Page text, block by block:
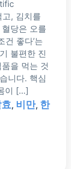
, 김치를
당은 오를
건 좋다’는
불편한 진
을 먹는 것
니다. 핵심
이 […]
, 비만, 한